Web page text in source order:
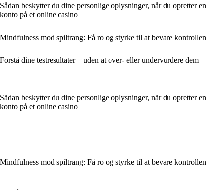
Sådan beskytter du dine personlige oplysninger, når du opretter en
konto på et online casino
Mindfulness mod spiltrang: Få ro og styrke til at bevare kontrollen
Forstå dine testresultater – uden at over- eller undervurdere dem
Sådan beskytter du dine personlige oplysninger, når du opretter en
konto på et online casino
Mindfulness mod spiltrang: Få ro og styrke til at bevare kontrollen